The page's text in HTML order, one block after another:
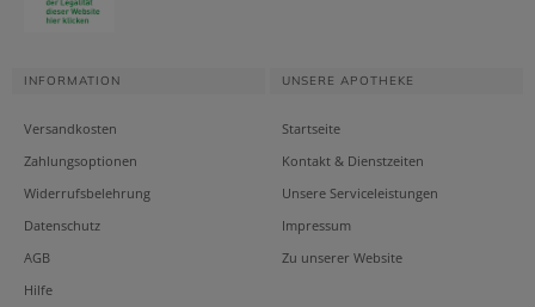
INFORMATION
Versandkosten
Zahlungsoptionen
Widerrufsbelehrung
Datenschutz
AGB
Hilfe
UNSERE APOTHEKE
Startseite
Kontakt & Dienstzeiten
Unsere Serviceleistungen
Impressum
Zu unserer Website